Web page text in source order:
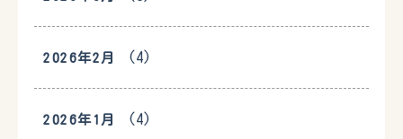
2026年2月 (4)
2026年1月 (4)